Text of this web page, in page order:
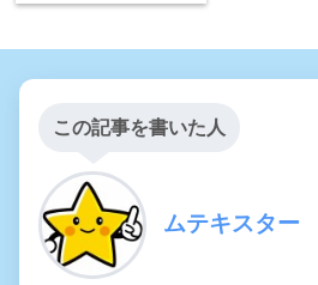
この記事を書いた人
ムテキスター